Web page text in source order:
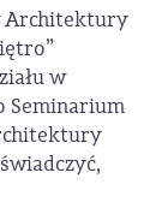
Architektury
w
Seminarium